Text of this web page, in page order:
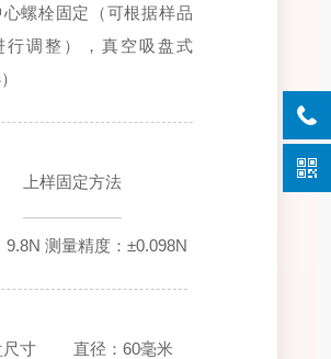
螺栓固定（可根据样品
行调整），真空吸盘式
上样固定方法
9.8N 测量精度：±0.098N
尺寸 直径：60毫米